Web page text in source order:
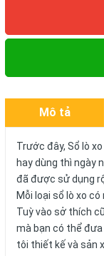
Mô tả
Trước đây, Sổ lò
hay dùng thì ngày
đã được sử dụng
Mỗi loại sổ lò xo
Tuỳ vào sở thích
mà bạn có thể đưa
tôi thiết kế và sản